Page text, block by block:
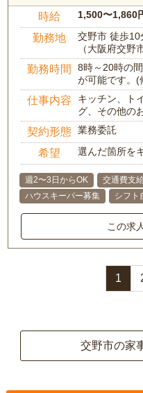
時給 1,500〜1,860
勤務地
交野市 徒歩10
（大阪府交野
勤務時間
8時～20時の
が可能です。(
仕事内容
キッチン、ト
グ、その他の
契約形態 業務委託
希望 選んだ箇所を
週2〜3日からOK 交通費支
ハウスキーパー募集
シフト
この求
1
交野市の家